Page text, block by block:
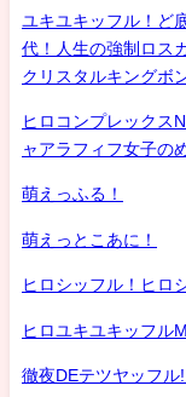
ユキユキッフル！ど
代！人生の強制ロス
クリスタルキングボ
ヒロコンプレックス
ャアラフィフ女子の
萌えっふる！
萌えっとこあに！
ヒロシッフル！ヒロ
ヒロユキユキッフル
徹夜DEテツヤッフル